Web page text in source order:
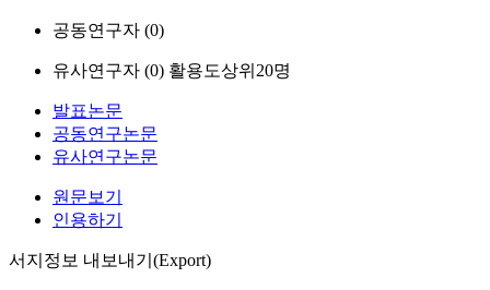
공동연구자 (0)
유사연구자 (0) 활용도상위20명
발표논문
공동연구논문
유사연구논문
원문보기
인용하기
서지정보 내보내기(Export)